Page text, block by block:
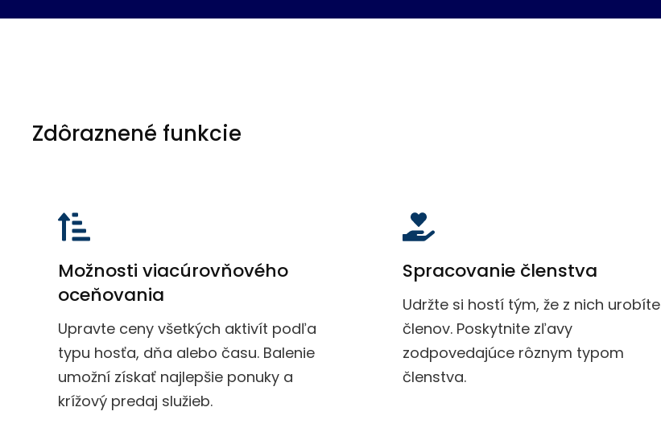
Zdôraznené funkcie
Možnosti viacúrovňového
oceňovania
Upravte ceny všetkých aktivít podľa
typu hosťa, dňa alebo času. Balenie
umožní získať najlepšie ponuky a
krížový predaj služieb.
Spracovanie členstva
Udržte si hostí tým, že z nich urobíte
členov. Poskytnite zľavy
zodpovedajúce rôznym typom
členstva.